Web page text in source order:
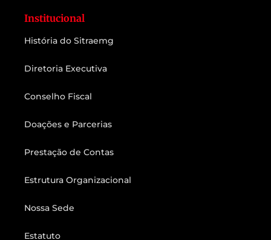
Institucional
História do Sitraemg
Diretoria Executiva
Conselho Fiscal
Doações e Parcerias
Prestação de Contas
Estrutura Organizacional
Nossa Sede
Estatuto